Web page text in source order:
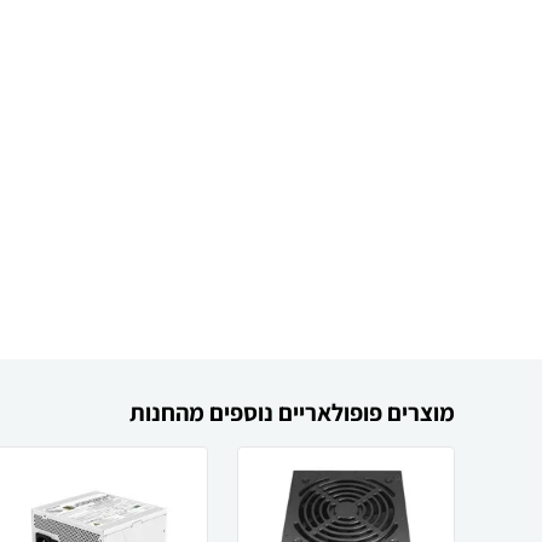
מוצרים פופולאריים נוספים מהחנות